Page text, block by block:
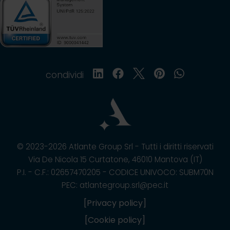
condividi
© 2023-2026 Atlante Group Srl - Tutti i diritti riservati
Via De Nicola 15 Curtatone, 46010 Mantova (IT)
P.I. - C.F.: 02657470205 - CODICE UNIVOCO: SUBM70N
PEC: atlantegroup.srl@pec.it
[Privacy policy]
[Cookie policy]